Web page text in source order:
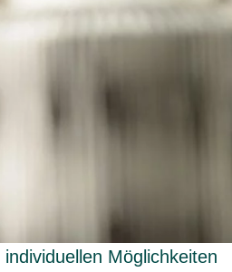
Möglichkeiten